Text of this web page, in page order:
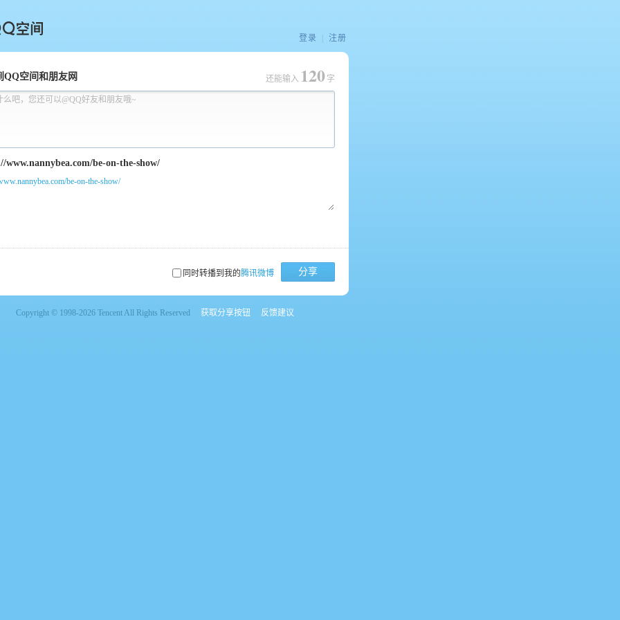
间
登录 注册
QQ空间和朋友网
么吧，您还可以@QQ好友和朋友哦~
还能输入 120 字
be-on-the-show/
同时转播到我的腾讯微博 分享
Copyright © 1998-2026 Tencent All Rights Reserved 获取分享按钮 反馈建议